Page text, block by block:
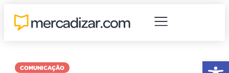
COMUNICAÇÃO